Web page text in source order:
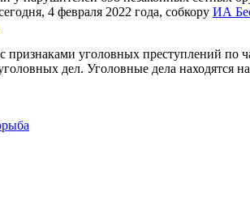
4 февраля 2022 года, собкору ИА
уголовных преступлений по
дел. Уголовные дела находятся
рыба